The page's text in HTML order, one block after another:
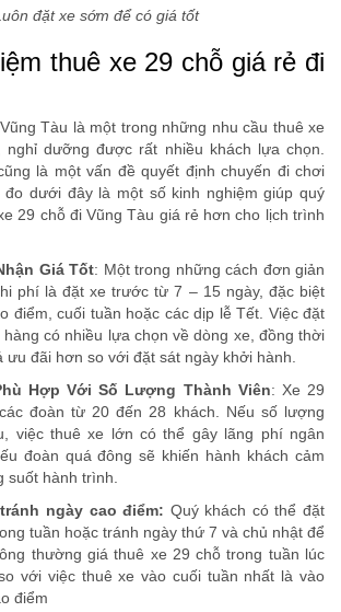
đặt xe sớm để có giá tốt
thuê xe 29 chỗ giá rẻ đi
Tàu là một trong những nhu cầu thuê xe
dưỡng được rất nhiều khách lựa chọn.
là một vấn đề quyết định chuyến đi chơi
đo dưới đây là một số kinh nghiệm giúp quý
29 chỗ đi Vũng Tàu giá rẻ hơn cho lịch trình
Giá Tốt: Một trong những cách đơn giản
phí là đặt xe trước từ 7 – 15 ngày, đặc biệt
điểm, cuối tuần hoặc các dịp lễ Tết. Việc đặt
có nhiều lựa chọn về dòng xe, đồng thời
đãi hơn so với đặt sát ngày khởi hành.
Hợp Với Số Lượng Thành Viên: Xe 29
đoàn từ 20 đến 28 khách. Nếu số lượng
việc thuê xe lớn có thể gây lãng phí ngân
đoàn quá đông sẽ khiến hành khách cảm
suốt hành trình.
ngày cao điểm: Quý khách có thể đặt
tuần hoặc tránh ngày thứ 7 và chủ nhật để
thường giá thuê xe 29 chỗ trong tuần lúc
với việc thuê xe vào cuối tuần nhất là vào
điểm